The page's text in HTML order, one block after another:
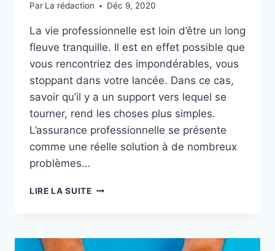
Par La rédaction Déc 9, 2020
La vie professionnelle est loin d’être un long
fleuve tranquille. Il est en effet possible que
vous rencontriez des impondérables, vous
stoppant dans votre lancée. Dans ce cas,
savoir qu’il y a un support vers lequel se
tourner, rend les choses plus simples.
L’assurance professionnelle se présente
comme une réelle solution à de nombreux
problèmes…
LIRE LA SUITE5
SOUSCRIRE